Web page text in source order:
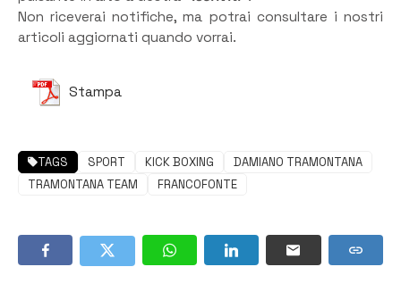
Non riceverai notifiche, ma potrai consultare i nostri
articoli aggiornati quando vorrai.
Stampa
TAGS SPORT KICK BOXING
DAMIANO TRAMONTANA
TRAMONTANA TEAM
FRANCOFONTE